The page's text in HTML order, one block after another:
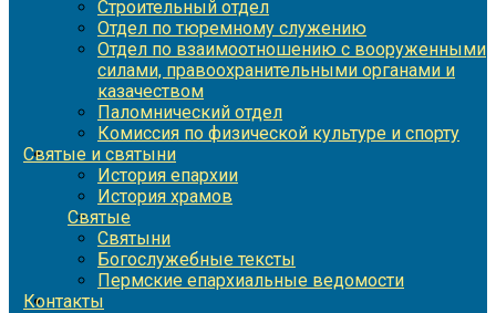
Строительный отдел
Отдел по тюремному служению
Отдел по взаимоотношению с вооруженными
силами, правоохранительными органами и
казачеством
Паломнический отдел
Комиссия по физической культуре и спорту
Святые и святыни
История епархии
История храмов
Святые
Святыни
Богослужебные тексты
Пермские епархиальные ведомости
Контакты